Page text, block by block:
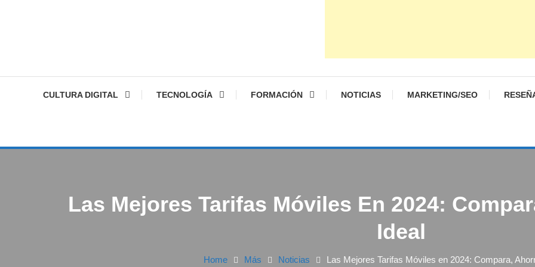
CULTURA DIGITAL TECNOLOGÍA FORMACIÓN NOTICIAS MARKETING/SEO
Las Mejores Tarifas Móviles En 2024:
Ideal
Home Más Noticias Las Mejores Tarifas Móviles en 2024: Compara,